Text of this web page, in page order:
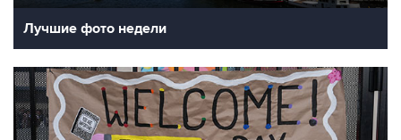
Лучшие фото недели